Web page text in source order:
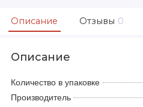
Описание Отзывы 0
Описание
Количество в упаковке
Производитель